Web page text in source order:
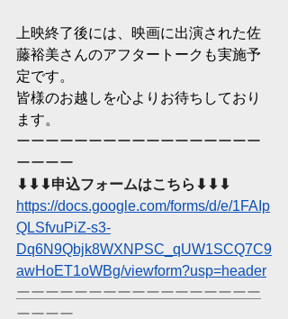
上映終了後には、映画に出演された佐
藤裕美さんのアフタートークも実施予
定です。
皆様のお越しを心よりお待ちしており
ます。
ーーーーーーーーーーーーーーーーー
ーーーー
⬇︎⬇︎⬇︎申込フォームはこちら⬇︎⬇︎⬇︎
https://docs.google.com/forms/d/e/1FAIp
QLSfvuPiZ-s3-
Dq6N9Qbjk8WXNPSC_qUW1SCQ7C9
awHoET1oWBg/viewform?usp=header
ーーーーーーーーーーーーーーーーー
ーーーー